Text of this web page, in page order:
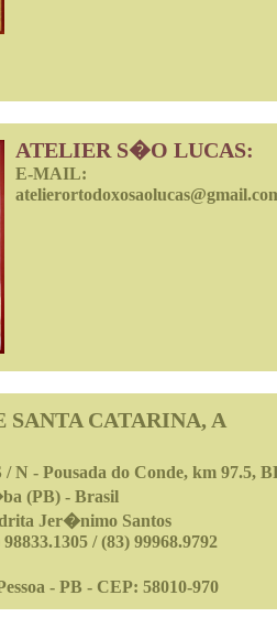
ATELIER S�O LUCAS:
E-MAIL:
CATARINA, A
N - Pousada do Conde, km 97.5,
(PB) - Brasil
Jer�nimo Santos
/ (83) 99968.9792
- PB - CEP: 58010-970